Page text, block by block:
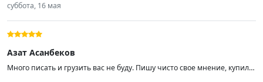
суббота, 16 мая
Азат Асанбеков
Много писать и грузить вас не буду. Пишу чисто свое мнение, купил